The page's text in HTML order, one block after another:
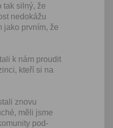
tak sil­ný, že
nedokážu
jako prvním, že
k nám prou­dit
kteří si na
znovu
měli jsme
pod­